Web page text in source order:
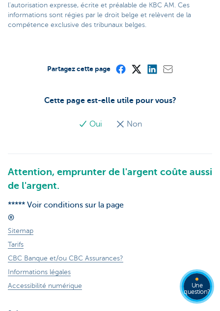
l'autorisation expresse, écrite et préalable de KBC AM. Ces
informations sont régies par le droit belge et relèvent de la
compétence exclusive des tribunaux belges.
Cette page est-elle utile pour vous?
Oui Non
Partagez cette page
Attention, emprunter de l'argent coûte aussi
de l'argent.
***** Voir conditions sur la page
®
Sitemap
Tarifs
CBC Banque et/ou CBC Assurances?
Informations légales
Accessibilité numérique
Une
question?